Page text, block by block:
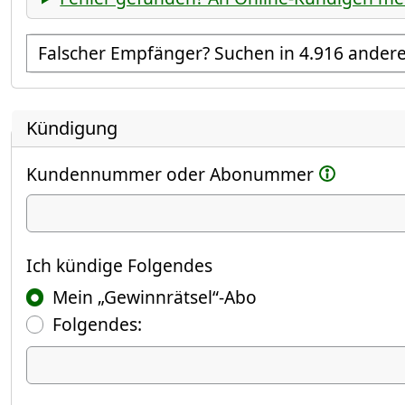
Empfänger suchen
Kündigung
Kundennummer oder Abonummer
Ich kündige
Ich kündige Folgendes
Mein „Gewinnrätsel“-Abo
Folgendes:
Ich kündige Folgendes